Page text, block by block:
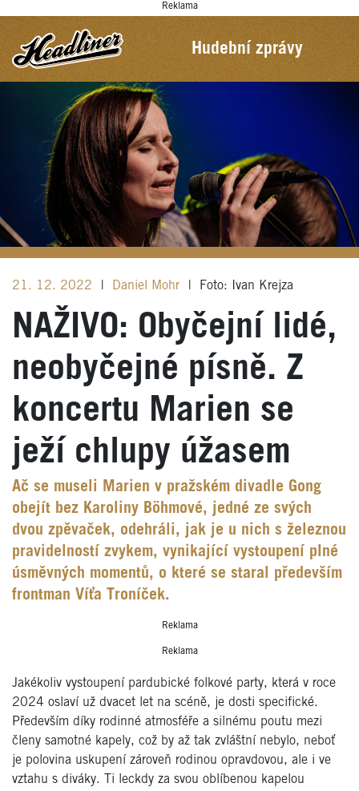
Reklama
Hudební zprávy
21. 12. 2022 Daniel Mohr Foto: Ivan Krejza
NAŽIVO: Obyčejní lidé,
neobyčejné písně. Z
koncertu Marien se
ježí chlupy úžasem
Ač se museli Marien v pražském divadle Gong
obejít bez Karoliny Böhmové, jedné ze svých
dvou zpěvaček, odehráli, jak je u nich s železnou
pravidelností zvykem, vynikající vystoupení plné
úsměvných momentů, o které se staral především
frontman Víťa Troníček.
Reklama
Reklama
Jakékoliv vystoupení pardubické folkové party, která v roce
2024 oslaví už dvacet let na scéně, je dosti specifické.
Především díky rodinné atmosféře a silnému poutu mezi
členy samotné kapely, což by až tak zvláštní nebylo, neboť
je polovina uskupení zároveň rodinou opravdovou, ale i ve
vztahu s diváky. Ti leckdy za svou oblíbenou kapelou